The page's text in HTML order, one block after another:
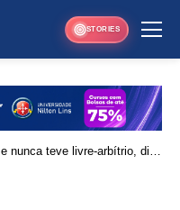
STORIES
nunca teve livre-arbítrio, diz